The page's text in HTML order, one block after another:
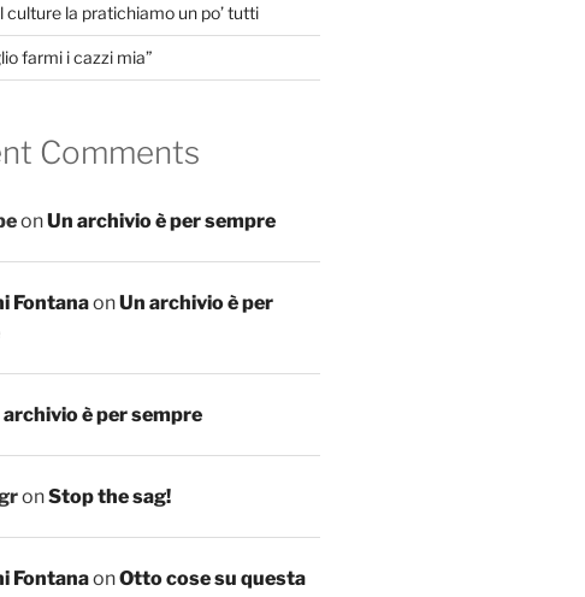
culture la pratichiamo un po’ tutti
farmi i cazzi mia”
Comments
onUn archivio è per sempre
FontanaonUn archivio è per
archivio è per sempre
onStop the sag!
FontanaonOtto cose su questa